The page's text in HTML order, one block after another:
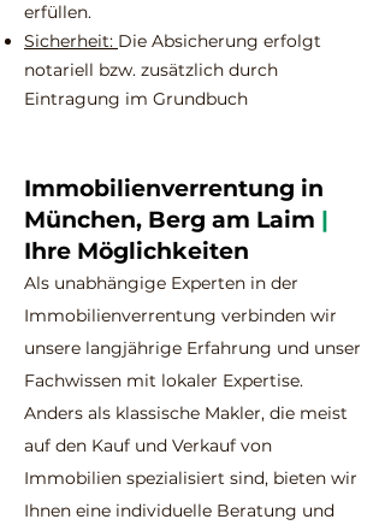
erfüllen.
Sicherheit: Die Absicherung erfolgt
notariell bzw. zusätzlich durch
Eintragung im Grundbuch
Immobilienverrentung in
München, Berg am Laim |
Ihre Möglichkeiten
Als unabhängige Experten in der
Immobilienverrentung verbinden wir
unsere langjährige Erfahrung und unser
Fachwissen mit lokaler Expertise.
Anders als klassische Makler, die meist
auf den Kauf und Verkauf von
Immobilien spezialisiert sind, bieten wir
Ihnen eine individuelle Beratung und